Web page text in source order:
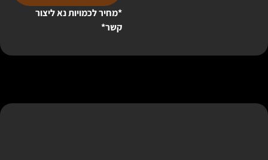
*מחיר לכמויות נא ליצור
קשר*